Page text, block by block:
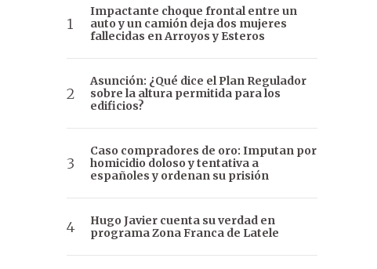
Impactante choque frontal entre un
auto y un camión deja dos mujeres
fallecidas en Arroyos y Esteros
Asunción: ¿Qué dice el Plan Regulador
sobre la altura permitida para los
edificios?
Caso compradores de oro: Imputan por
homicidio doloso y tentativa a
españoles y ordenan su prisión
Hugo Javier cuenta su verdad en
programa Zona Franca de Latele